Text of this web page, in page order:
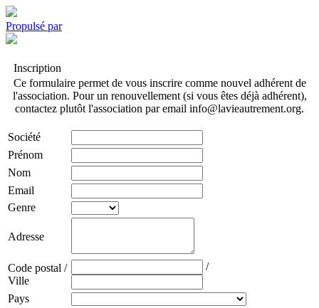
Propulsé par
Inscription
Ce formulaire permet de vous inscrire comme nouvel adhérent de
l'association. Pour un renouvellement (si vous êtes déjà adhérent),
contactez plutôt l'association par email info@lavieautrement.org.
Société
Prénom
Nom
Email
Genre
Adresse
Code postal /
Ville
/
Pays